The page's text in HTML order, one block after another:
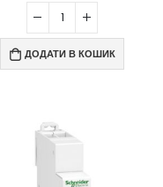
ДОДАТИ В КОШИК